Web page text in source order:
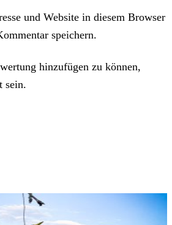
und Website in diesem Browser
speichern.
hinzufügen zu können,
sein.